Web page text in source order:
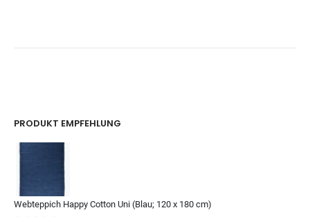
PRODUKT EMPFEHLUNG
Webteppich Happy Cotton Uni (Blau; 120 x 180 cm)